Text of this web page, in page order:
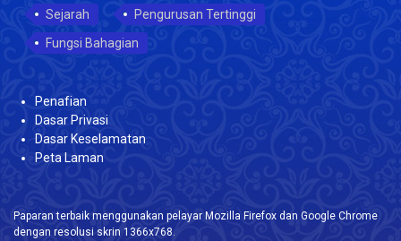
Sejarah
Pengurusan Tertinggi
Fungsi Bahagian
Penafian
Dasar Privasi
Dasar Keselamatan
Peta Laman
Paparan terbaik menggunakan pelayar Mozilla Firefox dan Google Chrome
dengan resolusi skrin 1366x768.